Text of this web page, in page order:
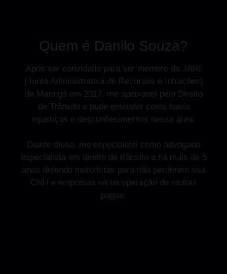
Quem é Danilo Souza?
Após ser convidado para ser membro da JARI
(Junta Administrativa de Recursos e Infrações)
de Maringá em 2017, me apaixonei pelo Direito
de Trânsito e pude entender como havia
injustiças e desconhecimentos nessa área.
Diante disso, me especializei como advogado
especialista em direito de trânsito e há mais de 5
anos defendo motoristas para não perderem sua
CNH e empresas na recuperação de multas
pagas.